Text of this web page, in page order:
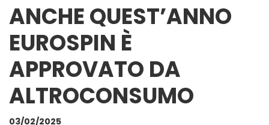
ANCHE QUEST’ANNO
EUROSPIN È
APPROVATO DA
ALTROCONSUMO
03/02/2025